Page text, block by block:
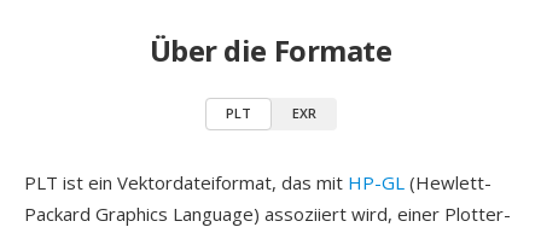
Über die Formate
PLT EXR
PLT ist ein Vektordateiformat, das mit HP-GL (Hewlett-
Packard Graphics Language) assoziiert wird, einer Plotter-